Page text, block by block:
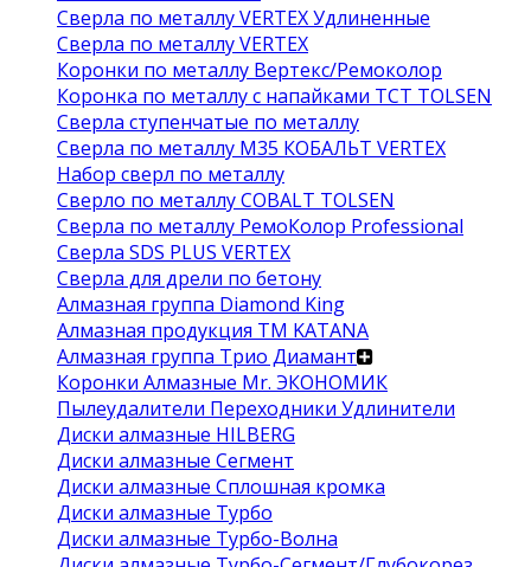
Сверла по металлу VERTEX Удлиненные
Сверла по металлу VERTEX
Коронки по металлу Вертекс/Ремоколор
Коронка по металлу с напайками TCT TOLSEN
Сверла ступенчатые по металлу
Сверла по металлу М35 КОБАЛЬТ VERTEX
Набор сверл по металлу
Сверло по металлу COBALT TOLSEN
Сверла по металлу РемоКолор Professional
Сверла SDS PLUS VERTEX
Сверла для дрели по бетону
Алмазная группа Diamond King
Алмазная продукция ТМ KATANA
Алмазная группа Трио Диамант
Коронки Алмазные Mr. ЭКОНОМИК
Пылеудалители Переходники Удлинители
Диски алмазные HILBERG
Диски алмазные Сегмент
Диски алмазные Сплошная кромка
Диски алмазные Турбо
Диски алмазные Турбо-Волна